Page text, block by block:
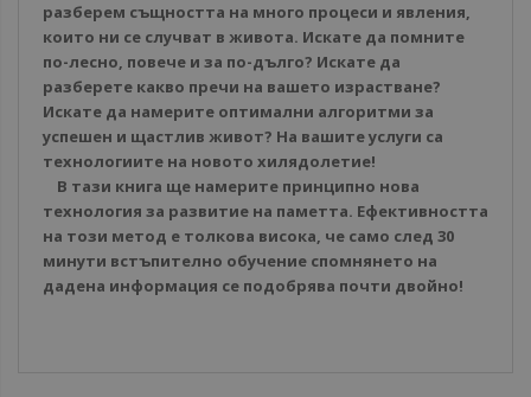
разберем същността на много процеси и явления,
които ни се случват в живота. Искате да помните
по-лесно, повече и за по-дълго? Искате да
разберете какво пречи на вашето израстване?
Искате да намерите оптимални алгоритми за
успешен и щастлив живот? На вашите услуги са
технологиите на новото хилядолетие!
В тази книга ще намерите принципно нова
технология за развитие на паметта. Ефективността
на този метод е толкова висока, че само след 30
минути встъпително обучение спомнянето на
дадена информация се подобрява почти двойно!